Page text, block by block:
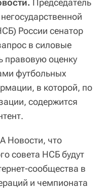
Председатель
России сенатор
в силовые
правовую оценку
футбольных
в которой, по
содержится
Новости, что
совета НСБ будут
сообщества в
и чемпионата